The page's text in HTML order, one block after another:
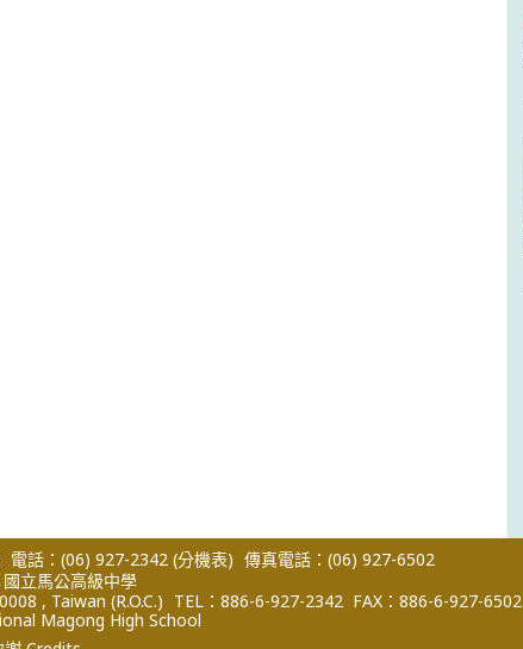
電話：(06) 927-2342 (分機表) 傳真電話：(06) 927-6502
立馬公高級中學
, Taiwan (R.O.C.) TEL：886-6-927-2342 FAX：886-6-927-6502
Magong High School